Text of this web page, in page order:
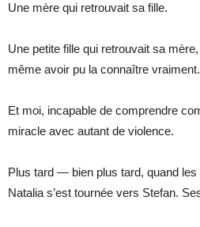
Une mère qui retrouvait sa fille.
Une petite fille qui retrouvait sa
même avoir pu la connaître vraiment.
Et moi, incapable de comprendre
miracle avec autant de violence.
Plus tard — bien plus tard, quand
Natalia s’est tournée vers Stefan.